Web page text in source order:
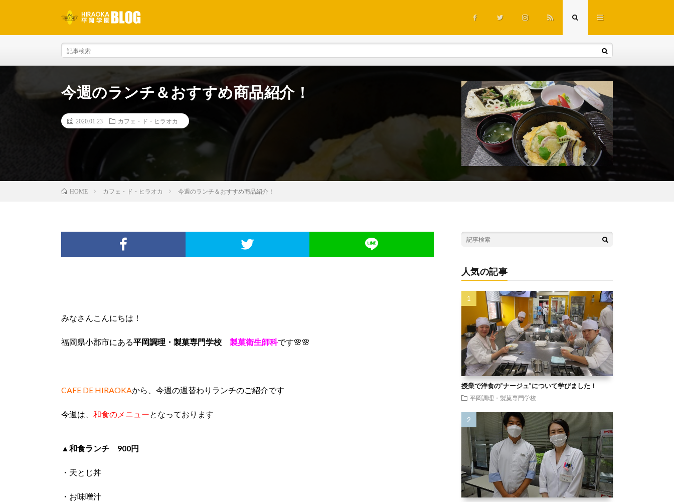
今週のランチ＆おすすめ商品紹介！
2020.01.23 カフェ・ド・ヒラオカ
HOME カフェ・ド・ヒラオカ 今週のランチ＆おすすめ商品紹介！
みなさんこんにちは！
福岡県小郡市にある平岡調理・製菓専門学校 製菓衛生師科です🌸🌸
CAFE DE HIRAOKAから、今週の週替わりランチのご紹介です
今週は、 和食のメニューとなっております
▲和食ランチ 900円
・天とじ丼
・お味噌汁
人気の記事
授業で洋食の”ナージュ”について学びました！
平岡調理・製菓専門学校